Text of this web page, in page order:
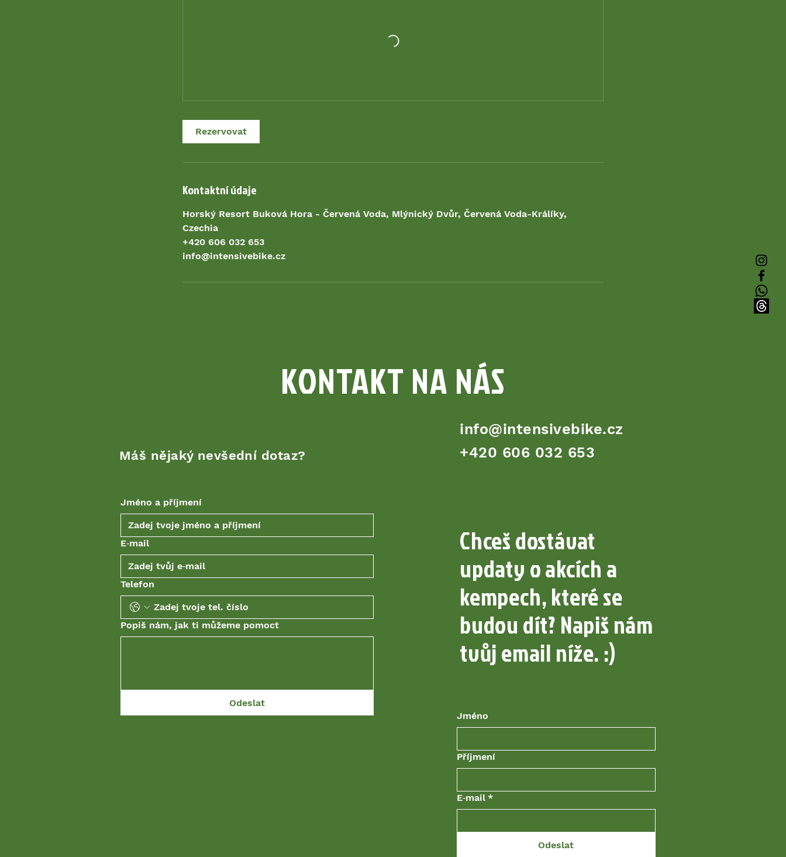
Rezervovat
Kontaktní údaje
Horský Resort Buková Hora - Červená Voda, Mlýnický Dvůr, Červená Voda-Králíky,
Czechia
+420 606 032 653
info@intensivebike.cz
KONTAKT NA NÁS
Máš nějaký nevšední dotaz?
Jméno a příjmení
E‑mail
Telefon
Popiš nám, jak ti můžeme pomoct
Odeslat
info@intensivebike.cz
+420 606 032 653
Chceš dostávat
updaty o akcích a
kempech, které se
budou dít? Napiš nám
tvůj email níže. :)
Jméno
Příjmení
E‑mail *
Odeslat